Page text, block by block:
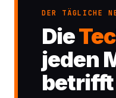
DER TÄGLICHE
Die
jeden
betrifft